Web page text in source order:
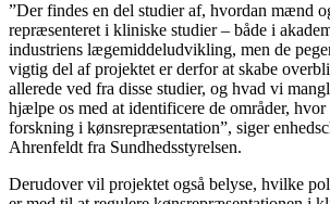
”Der findes en del studier af, hvordan mænd
repræsenteret i kliniske studier – både i
industriens lægemiddeludvikling, men de
vigtig del af projektet er derfor at skabe
allerede ved fra disse studier, og hvad vi
hjælpe os med at identificere de områder,
forskning i kønsrepræsentation”, siger
Ahrenfeldt fra Sundhedsstyrelsen.
Derudover vil projektet også belyse, hvilke